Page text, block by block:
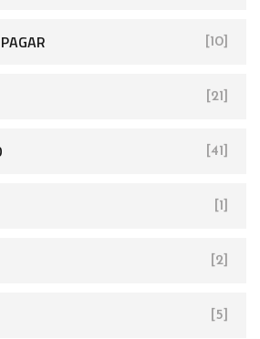
[10]
[21]
[41]
[1]
[2]
[5]